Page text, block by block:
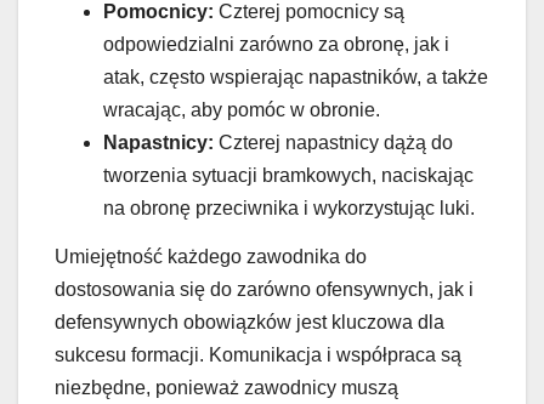
Pomocnicy: Czterej pomocnicy są
odpowiedzialni zarówno za obronę, jak i
atak, często wspierając napastników, a także
wracając, aby pomóc w obronie.
Napastnicy: Czterej napastnicy dążą do
tworzenia sytuacji bramkowych, naciskając
na obronę przeciwnika i wykorzystując luki.
Umiejętność każdego zawodnika do
dostosowania się do zarówno ofensywnych, jak i
defensywnych obowiązków jest kluczowa dla
sukcesu formacji. Komunikacja i współpraca są
niezbędne, ponieważ zawodnicy muszą